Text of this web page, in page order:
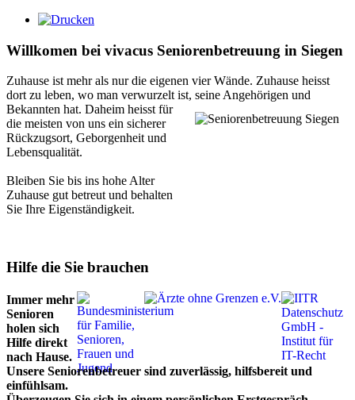
Willkomen bei vivacus Seniorenbetreuung in Siegen
Zuhause ist mehr als nur die eigenen vier Wände. Zuhause heisst
dort zu leben, wo man verwurzelt ist, seine Angehörigen und
Bekannten hat. Daheim heisst für
die meisten von uns ein sicherer
Rückzugsort, Geborgenheit und
Lebensqualität.
Bleiben Sie bis ins hohe Alter
Zuhause gut betreut und behalten
Sie Ihre Eigenständigkeit.
Hilfe die Sie brauchen
Immer mehr
Senioren
holen sich
Hilfe direkt
nach Hause.
Unsere Seniorenbetreuer sind zuverlässig, hilfsbereit und
einfühlsam.